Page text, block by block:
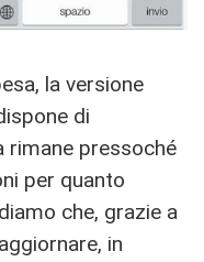
la versione
di
rimane pressoché
per quanto
che, grazie a
in